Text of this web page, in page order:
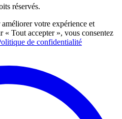
réservés.
votre expérience et
Tout accepter », vous consentez
de confidentialité